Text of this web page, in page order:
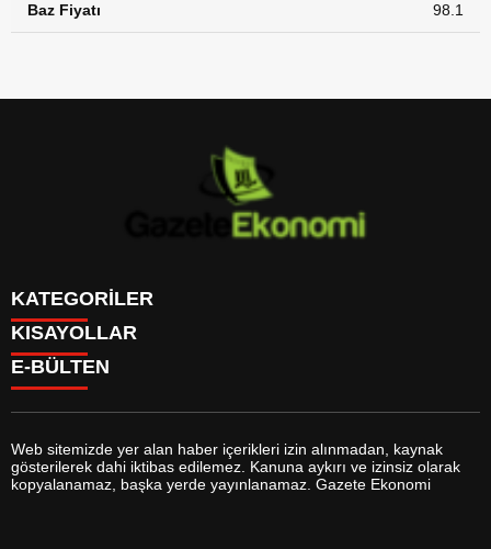
Baz Fiyatı 98.1
KATEGORİLER
GÜNDEM
DÜNYA
SİYASET
MAGAZİN
SAĞLIK
EĞİTİM
YAŞAM
KISAYOLLAR
BURÇLAR
FİKSTÜR
FİRMA EKLE
FİRMA REHBERİ
E-BÜLTEN
gazeteekonomi.com e-bültenine abone olarak, tarafınıza haber,
Web sitemizde yer alan haber içerikleri izin alınmadan, kaynak
gösterilerek dahi iktibas edilemez. Kanuna aykırı ve izinsiz olarak
kopyalanamaz, başka yerde yayınlanamaz. Gazete Ekonomi